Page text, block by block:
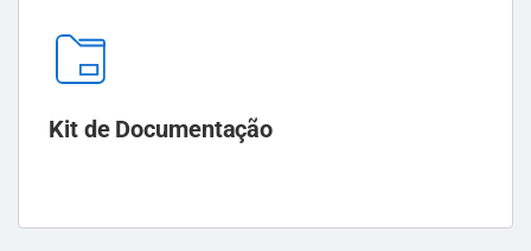
Kit de Documentação